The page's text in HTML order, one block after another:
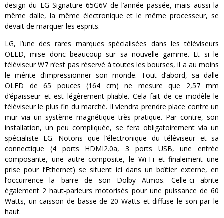
design du LG Signature 65G6V de l’année passée, mais aussi la
même dalle, la même électronique et le même processeur, se
devait de marquer les esprits.
LG, l’une des rares marques spécialisées dans les téléviseurs
OLED, mise donc beaucoup sur sa nouvelle gamme. Et si le
téléviseur W7 n’est pas réservé à toutes les bourses, il a au moins
le mérite d’impressionner son monde. Tout d’abord, sa dalle
OLED de 65 pouces (164 cm) ne mesure que 2,57 mm
d’épaisseur et est légèrement pliable. Cela fait de ce modèle le
téléviseur le plus fin du marché. Il viendra prendre place contre un
mur via un système magnétique très pratique. Par contre, son
installation, un peu compliquée, se fera obligatoirement via un
spécialiste LG. Notons que l’électronique du téléviseur et sa
connectique (4 ports HDMI2.0a, 3 ports USB, une entrée
composante, une autre composite, le Wi-Fi et finalement une
prise pour l’Ethernet) se situent ici dans un boîtier externe, en
l’occurrence la barre de son Dolby Atmos. Celle-ci abrite
également 2 haut-parleurs motorisés pour une puissance de 60
Watts, un caisson de basse de 20 Watts et diffuse le son par le
haut.